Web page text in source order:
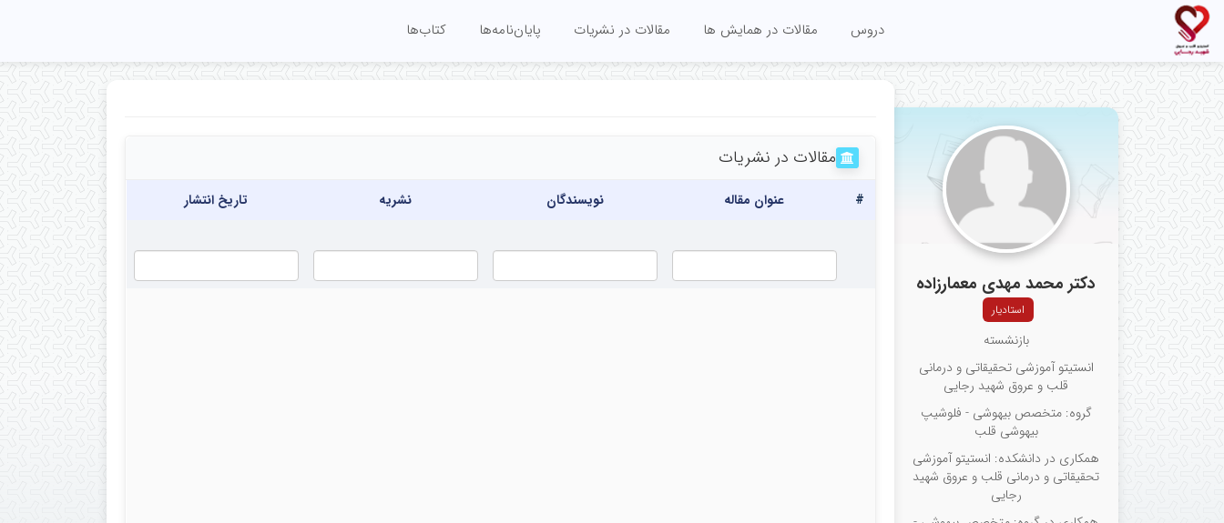
دروس مقالات در همایش ها مقالات در نشریات پایان‌نامه‌ها کتاب‌ها
دکتر محمد مهدی معمارزاده
استادیار
بازنشسته
انستیتو آموزشی تحقیقاتی و درمانی
قلب و عروق شهید رجایی
گروه: متخصص بیهوشی - فلوشیپ
بیهوشی قلب
همکاری در دانشکده: انستیتو آموزشی
تحقیقاتی و درمانی قلب و عروق شهید
رجایی
مقالات در نشریات
# عنوان مقاله نویسندگان نشریه تاریخ انتشار